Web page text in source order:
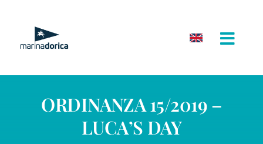
contenuto
ORDINANZA 15/2019 –
LUCA’S DAY